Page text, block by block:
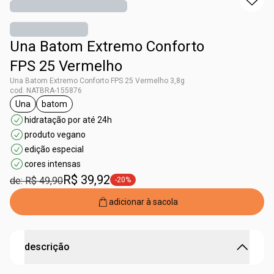
Una Batom Extremo Conforto
FPS 25 Vermelho
Una Batom Extremo Conforto FPS 25 Vermelho 3,8g
cod. NATBRA-155876
etiqueta Una
Una
etiqueta batom
batom
hidratação por até 24h
produto vegano
edição especial
cores intensas
de: R$ 49,90R$ 39,92 etiqueta -20%
-20%
adicionar à sacola
descrição